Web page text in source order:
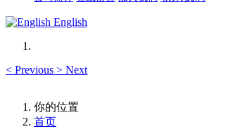
English
< Previous > Next
你的位置
首页